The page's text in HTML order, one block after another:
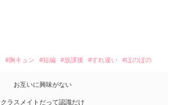
#胸キュン #短編 #放課後 #すれ違い #ほのぼの
お互いに興味がない
クラスメイトだって認識だけ